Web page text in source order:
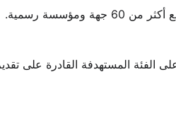
الفئة المستهدفة القادرة على